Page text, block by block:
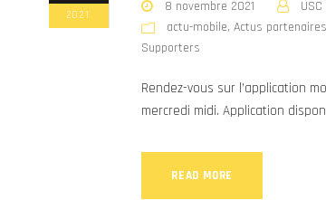
2021
8 novembre 2021
actu-mobile, Actus partenaires
Supporters
Rendez-vous sur l’application
mercredi midi. Application
READ MORE